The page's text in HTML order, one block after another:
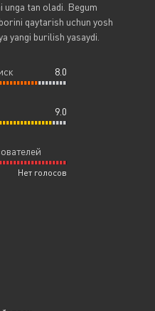
unga tan oladi. Begum
qaytarish uchun yosh
yangi burilish yasaydi.
8.0
9.0
Нет голосов